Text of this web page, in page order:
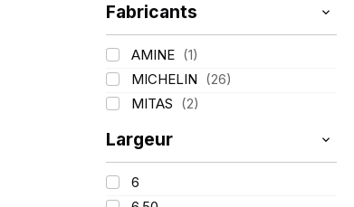
Fabricants
AMINE (1)
MICHELIN (26)
MITAS (2)
Largeur
6